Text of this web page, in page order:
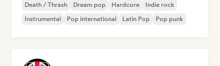
Death / Thrash Dream pop Hardcore
Indie rock
Instrumental
Pop international Latin Pop Pop punk